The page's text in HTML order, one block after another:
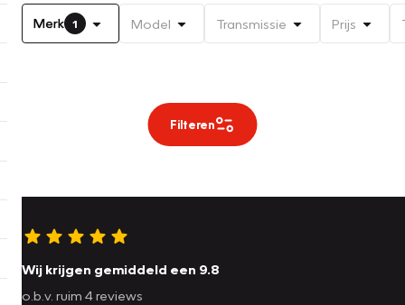
Merk 1 Model Transmissie Prijs
Filteren
Wij krijgen gemiddeld een 9.8
o.b.v. ruim 4 reviews